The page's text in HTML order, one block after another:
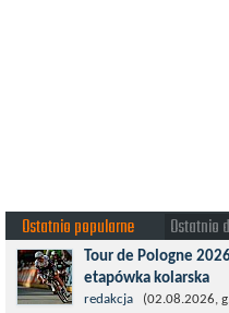
Ostatnio popularne Ostatnio
Tour de Pologne
etapówka kolarska
Tour de Pologne 2026
redakcja (02.08.2026,